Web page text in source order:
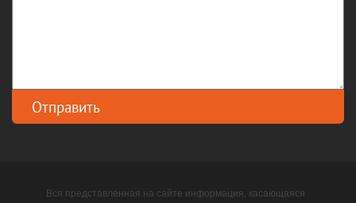
Вся представленная на сайте информация, касающаяся